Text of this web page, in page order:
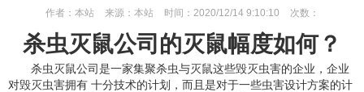
作者： 本站 来源： 本站 时间： 2020/12/14 9:10:10 次数：
杀虫灭鼠公司的灭鼠幅度如何？
杀虫灭鼠公司是一家集聚杀虫与灭鼠这些毁灭虫害的企业，企业
对毁灭虫害拥有 十分技术的计划，而且是对于一些虫害设计方案的计